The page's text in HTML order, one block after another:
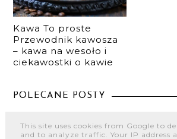
Kawa To proste
Przewodnik kawosza
– kawa na wesoło i
ciekawostki o kawie
POLECANE POSTY
This site uses cookies from Google to
and to analyze traffic. Your IP address